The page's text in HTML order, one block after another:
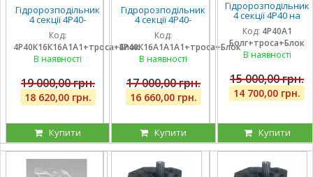
Гідророзподільник
4 секції 4Р40-
К16К16А1А1 з
плаваючими на 2
секції, троса та
блок важелів на 4
Код:
4Р40К16К16А1А1+троса+Блок
В наявності
19 000,00 грн.
18 620,00 грн.
Купити
Гідророзподільник
4 секції 4Р40-
К16А1А1А1 з однією
плаваючою
секцією, троса та
блок важелів
Код:
4Р40К16А1А1А1+троса+Блок
В наявності
17 000,00 грн.
16 660,00 грн.
Купити
Гідророзподільник
4 секції 4Р40 на
навантажувач
(без плаваючих
секцій), троса та
блок важелів,
Код: 4Р40А1
Болг+троса+Блок
В наявності
15 000,00 грн.
14 700,00 грн.
Купити